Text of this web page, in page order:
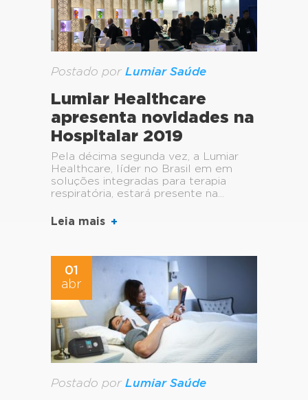
Postado por Lumiar Saúde
Lumiar Healthcare
apresenta novidades na
Hospitalar 2019
Pela décima segunda vez, a Lumiar
Healthcare, líder no Brasil em em
soluções integradas para terapia
respiratória, estará presente na...
Leia mais
01
abr
Postado por Lumiar Saúde